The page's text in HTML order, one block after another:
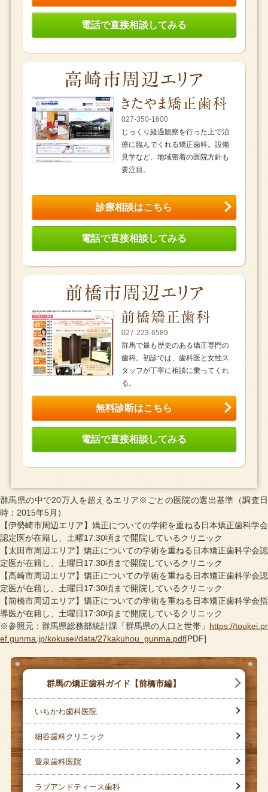
電話で直接相談してみる
027-350-1600
じっくり経過観察を行った上で治
療に臨んでくれる矯正歯科。設備
見学など、地域密着の医院方針も
要注目。
診療相談はこちら
電話で直接相談してみる
027-223-6589
群馬で最も歴史のある矯正専門の
歯科。初診では、歯科医と女性ス
タッフが丁寧に相談に乗ってくれ
る。
無料診断はこちら
電話で直接相談してみる
群馬県の中で20万人を超えるエリア※ごとの医院の選出基準（調査日
時：2015年5月）
【伊勢崎市周辺エリア】矯正についての学術を重ねる日本矯正歯科学会
認定医が在籍し、土曜17:30頃まで開院しているクリニック
【太田市周辺エリア】矯正についての学術を重ねる日本矯正歯科学会認
定医が在籍し、土曜日17:30頃まで開院しているクリニック
【高崎市周辺エリア】矯正についての学術を重ねる日本矯正歯科学会認
定医が在籍し、土曜日17:30頃まで開院しているクリニック
【前橋市周辺エリア】矯正についての学術を重ねる日本矯正歯科学会指
導医が在籍し、土曜日17:30頃まで開院しているクリニック
※参照元：群馬県総務部統計課「群馬県の人口と世帯」 https://toukei.pr
ef.gunma.jp/kokusei/data/27kakuhou_gunma.pdf[PDF]
群馬の矯正歯科ガイド【前橋市編】
いちかわ歯科医院
細谷歯科クリニック
豊泉歯科医院
ラブアンドティース歯科